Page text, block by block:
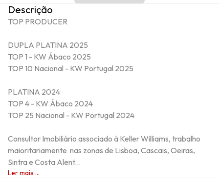
Descrição
TOP PRODUCER
DUPLA PLATINA 2025
TOP 1 - KW Ábaco 2025
TOP 10 Nacional - KW Portugal 2025
PLATINA 2024
TOP 4 - KW Ábaco 2024
TOP 25 Nacional - KW Portugal 2024
Consultor Imobiliário associado à Keller Williams, trabalho
maioritariamente  nas zonas de Lisboa, Cascais, Oeiras,
Sintra e Costa Alent...
Ler mais ...